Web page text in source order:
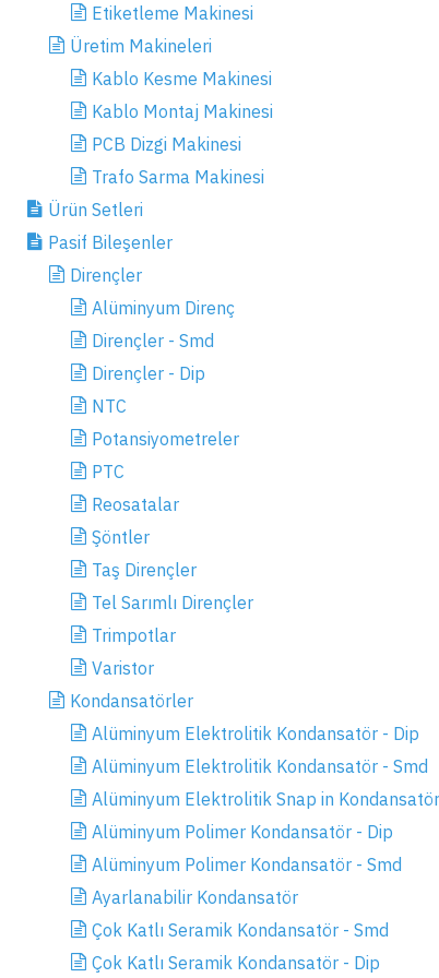
Etiketleme Makinesi
Üretim Makineleri
Kablo Kesme Makinesi
Kablo Montaj Makinesi
PCB Dizgi Makinesi
Trafo Sarma Makinesi
Ürün Setleri
Pasif Bileşenler
Dirençler
Alüminyum Direnç
Dirençler - Smd
Dirençler - Dip
NTC
Potansiyometreler
PTC
Reosatalar
Şöntler
Taş Dirençler
Tel Sarımlı Dirençler
Trimpotlar
Varistor
Kondansatörler
Alüminyum Elektrolitik Kondansatör - Dip
Alüminyum Elektrolitik Kondansatör - Smd
Alüminyum Elektrolitik Snap in Kondansatör
Alüminyum Polimer Kondansatör - Dip
Alüminyum Polimer Kondansatör - Smd
Ayarlanabilir Kondansatör
Çok Katlı Seramik Kondansatör - Smd
Çok Katlı Seramik Kondansatör - Dip